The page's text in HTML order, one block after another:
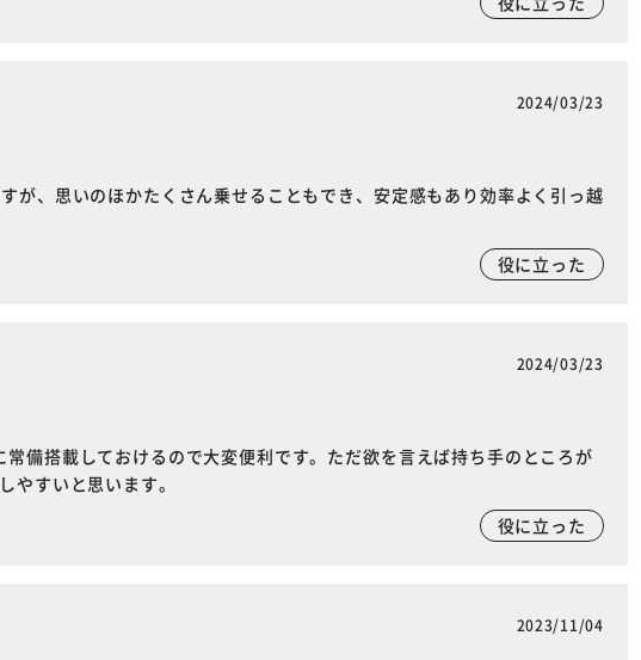
2024/03/23
が、思いのほかたくさん乗せることもでき、安定感もあり効率よく引っ越
役に立った
2024/03/23
備搭載しておけるので大変便利です。ただ欲を言えば持ち手のところが
やすいと思います。
役に立った
2023/11/04
※ご確認ください